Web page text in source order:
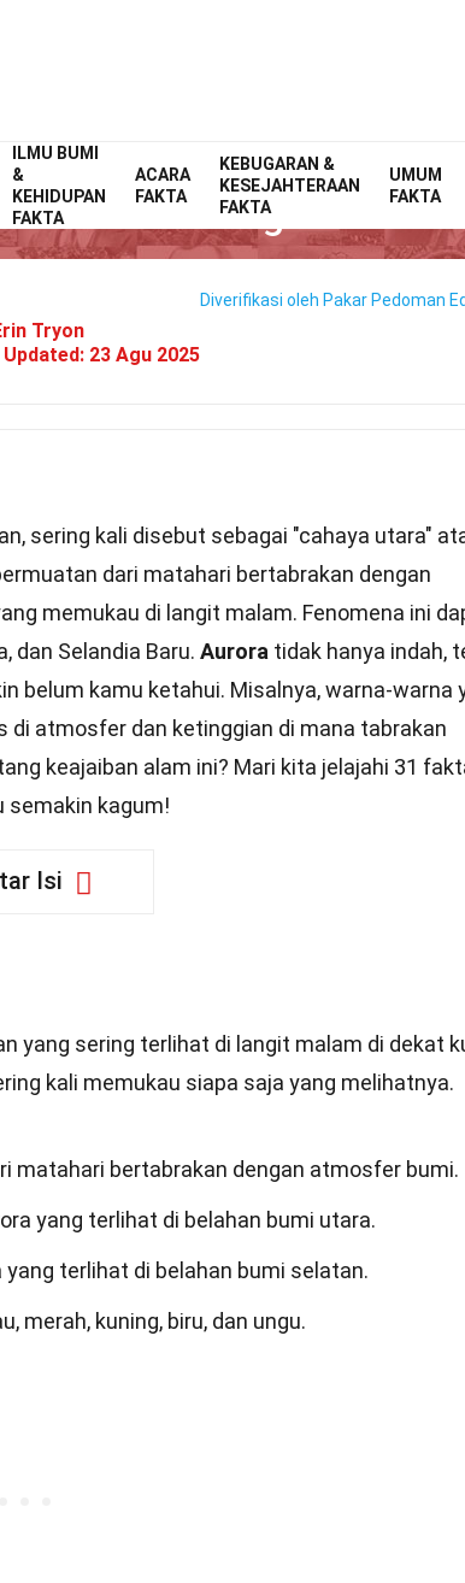
ILMU BUMI
&
KEHIDUPAN
FAKTA
ACARA
FAKTA
KEBUGARAN &
KESEJAHTERAAN
FAKTA
UMUM
FAKTA
Home SelebritiFakta
31 Fakta Tentang Aurora
Tryon
23 Agu 2025
Diverifikasi oleh Pakar Pedoman
sering kali disebut sebagai "cahaya utara"
dari matahari bertabrakan dengan
memukau di langit malam. Fenomena ini
dan Selandia Baru. Aurora tidak hanya indah,
belum kamu ketahui. Misalnya, warna-warna
di atmosfer dan ketinggian di mana tabrakan
keajaiban alam ini? Mari kita jelajahi 31
semakin kagum!
Isi
yang sering terlihat di langit malam di dekat
kali memukau siapa saja yang melihatnya.
matahari bertabrakan dengan atmosfer bumi.
yang terlihat di belahan bumi utara.
terlihat di belahan bumi selatan.
merah, kuning, biru, dan ungu.